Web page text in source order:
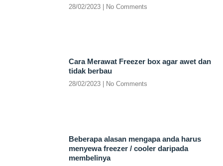
28/02/2023 No Comments
Cara Merawat Freezer box agar awet dan
tidak berbau
28/02/2023 No Comments
Beberapa alasan mengapa anda harus
menyewa freezer / cooler daripada
membelinya